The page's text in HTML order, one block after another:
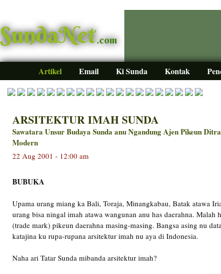
SundaNet.com
Artikel Email Ki Sunda Kontak
ARSITEKTUR IMAH SUNDA
Sawatara Unsur Budaya Sunda anu Ngandung Ajen Pikeun
Modern
22 Aug 2001 - 12:00 am
BUBUKA
Upama urang miang ka Bali, Toraja, Minangkabau, Batak atawa
urang bisa ningal imah atawa wangunan anu has daerahna.
(trade mark) pikeun daerahna masing-masing. Bangsa asing nu
katajina ku rupa-rupana arsitektur imah nu aya di Indonesia.
Naha ari Tatar Sunda mibanda arsitektur imah?